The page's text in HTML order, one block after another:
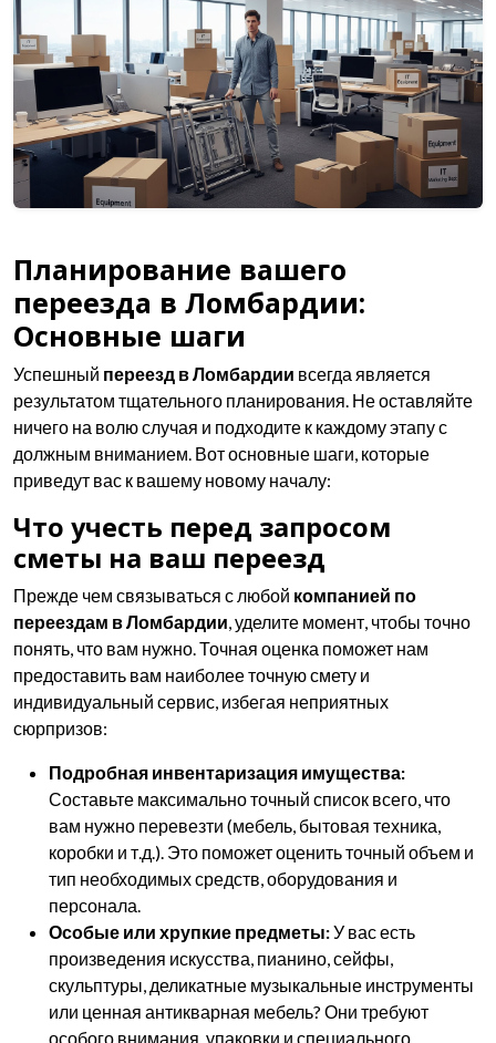
Планирование вашего
переезда в Ломбардии:
Основные шаги
Успешный переезд в Ломбардии всегда является
результатом тщательного планирования. Не оставляйте
ничего на волю случая и подходите к каждому этапу с
должным вниманием. Вот основные шаги, которые
приведут вас к вашему новому началу:
Что учесть перед запросом
сметы на ваш переезд
Прежде чем связываться с любой компанией по
переездам в Ломбардии , уделите момент, чтобы точно
понять, что вам нужно. Точная оценка поможет нам
предоставить вам наиболее точную смету и
индивидуальный сервис, избегая неприятных
сюрпризов:
Подробная инвентаризация имущества:
Составьте максимально точный список всего, что
вам нужно перевезти (мебель, бытовая техника,
коробки и т.д.). Это поможет оценить точный объем и
тип необходимых средств, оборудования и
персонала.
Особые или хрупкие предметы:У вас есть
произведения искусства, пианино, сейфы,
скульптуры, деликатные музыкальные инструменты
или ценная антикварная мебель? Они требуют
особого внимания, упаковки и специального